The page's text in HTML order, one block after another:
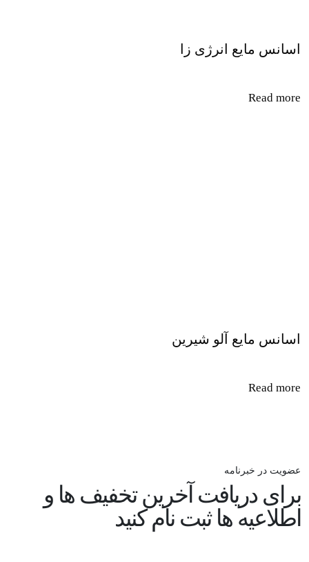
اسانس مایع انرژی زا
Read more
اسانس مایع آلو شیرین
Read more
عضویت در خبرنامه
برای دریافت آخرین تخفیف ها و
اطلاعیه ها ثبت نام کنید